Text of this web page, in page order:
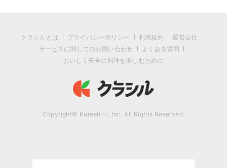
クラシルとは プライバシーポリシー 利用規約
運営会社
サービスに関してのお問い合わせ
よくある質問
おいしく安全に料理を楽しむために
Copyright© Kurashiru, Inc. All Rights Reserved.